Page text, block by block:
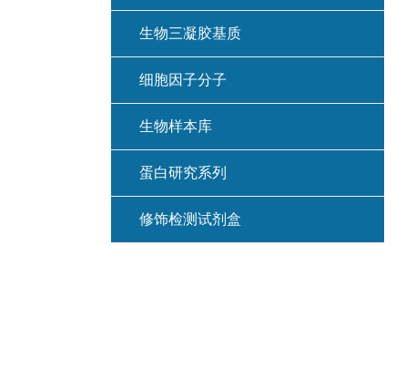
生物三凝胶基质
细胞因子分子
生物样本库
蛋白研究系列
修饰检测试剂盒